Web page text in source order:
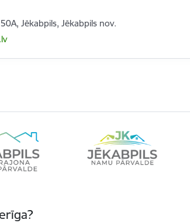
Jēkabpils, Jēkabpils nov.